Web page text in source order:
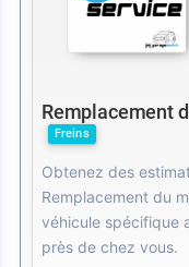
Remplacement
Freins
Obtenez des
Remplacement du
véhicule spécifique
près de chez vous.